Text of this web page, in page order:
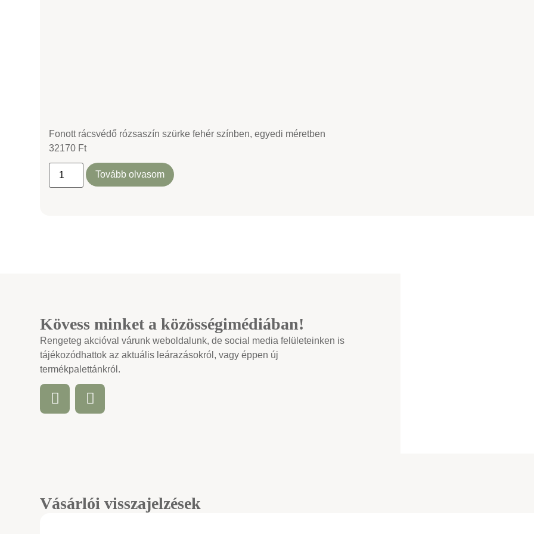
Fonott rácsvédő rózsaszín szürke fehér színben, egyedi méretben
32170 Ft
Tovább olvasom
Kövess minket a közösségimédiában!
Rengeteg akcióval várunk weboldalunk, de social media felületeinken is
tájékozódhattok az aktuális leárazásokról, vagy éppen új
termékpalettánkról.
Vásárlói visszajelzések